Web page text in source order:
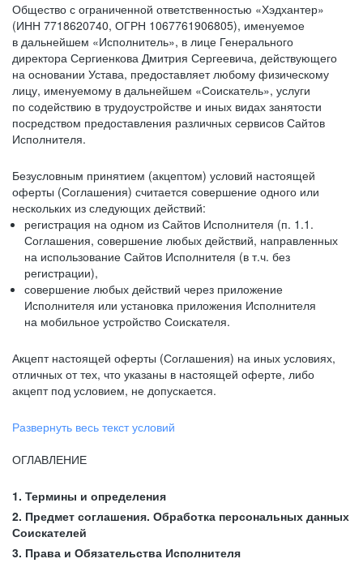
Общество с ограниченной ответственностью «Хэдхантер»
(ИНН 7718620740, ОГРН 1067761906805), именуемое
в дальнейшем «Исполнитель», в лице Генерального
директора Сергиенкова Дмитрия Сергеевича, действующего
на основании Устава, предоставляет любому физическому
лицу, именуемому в дальнейшем «Соискатель», услуги
по содействию в трудоустройстве и иных видах занятости
посредством предоставления различных сервисов Сайтов
Исполнителя.
Безусловным принятием (акцептом) условий настоящей
оферты (Соглашения) считается совершение одного или
нескольких из следующих действий:
регистрация на одном из Сайтов Исполнителя (п. 1.1.
Соглашения, совершение любых действий, направленных
на использование Сайтов Исполнителя (в т.ч. без
регистрации),
совершение любых действий через приложение
Исполнителя или установка приложения Исполнителя
на мобильное устройство Соискателя.
Акцепт настоящей оферты (Соглашения) на иных условиях,
отличных от тех, что указаны в настоящей оферте, либо
акцепт под условием, не допускается.
Развернуть весь текст условий
ОГЛАВЛЕНИЕ
1. Термины и определения
2. Предмет соглашения. Обработка персональных данных
Соискателей
3. Права и Обязательства Исполнителя